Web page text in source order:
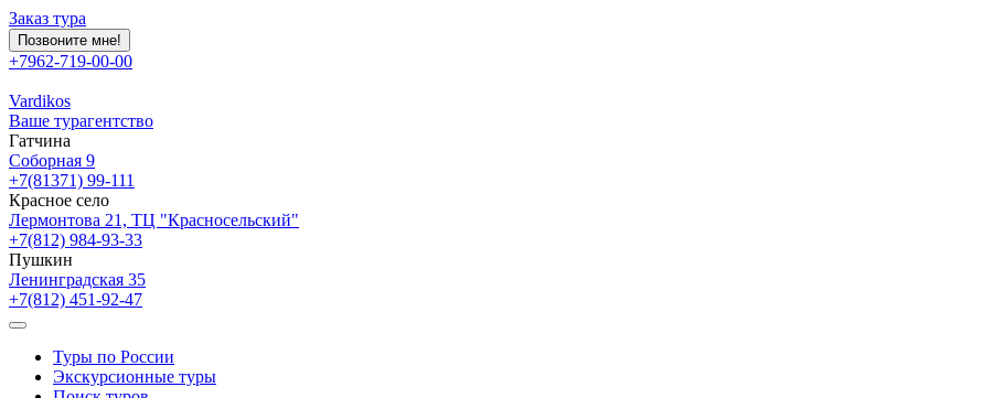
Заказ тура
Позвоните мне!
+7962-719-00-00
Vardikos
Ваше турагентство
Гатчина
Соборная 9
+7(81371) 99-111
Красное село
Лермонтова 21, ТЦ "Красносельский"
+7(812) 984-93-33
Пушкин
Ленинградская 35
+7(812) 451-92-47
Туры по России
Экскурсионные туры